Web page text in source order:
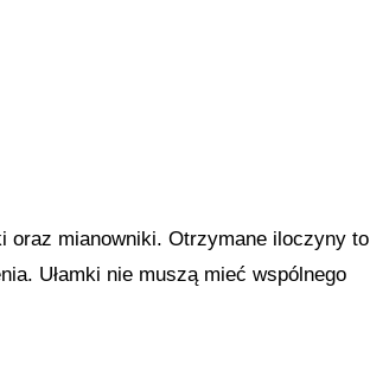
oraz mianowniki. Otrzymane iloczyny to
Ułamki nie muszą mieć wspólnego